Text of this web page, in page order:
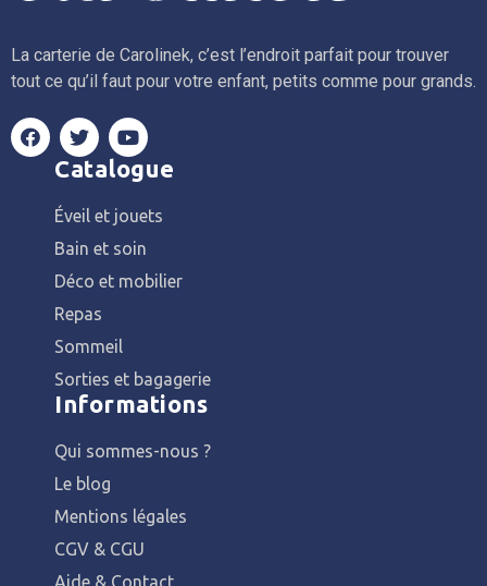
La carterie de Carolinek, c’est l’endroit parfait pour trouver
tout ce qu’il faut pour votre enfant, petits comme pour grands.
Catalogue
Éveil et jouets
Bain et soin
Déco et mobilier
Repas
Sommeil
Sorties et bagagerie
Informations
Qui sommes-nous ?
Le blog
Mentions légales
CGV & CGU
Aide & Contact